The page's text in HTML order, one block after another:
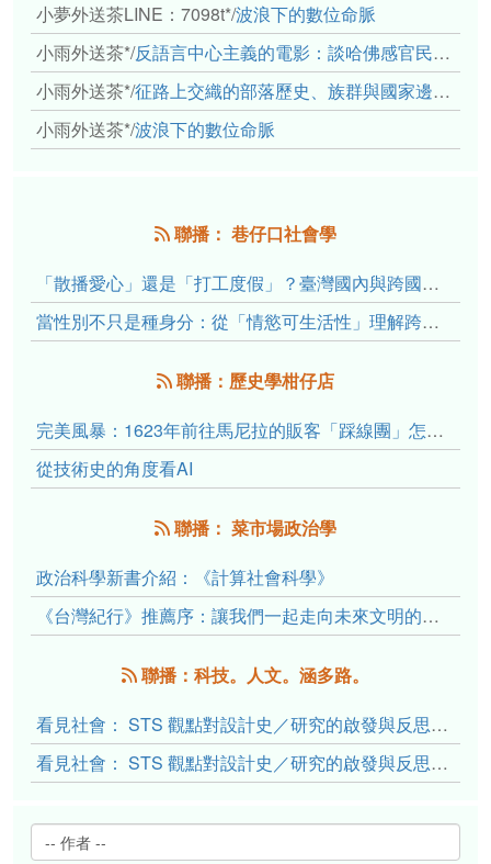
小夢外送茶LINE：7098t*/波浪下的數位命脈
小雨外送茶*/反語言中心主義的電影：談哈佛感官民族誌實驗室
小雨外送茶*/征路上交織的部落歷史、族群與國家邊界敘事： 《路有多長》、《高砂的翅膀》、《檔案／李光輝》
小雨外送茶*/波浪下的數位命脈
聯播： 巷仔口社會學
「散播愛心」還是「打工度假」？臺灣國內與跨國捐卵的利他修辭、金錢動機與身體代價
當性別不只是種身分：從「情慾可生活性」理解跨性別者的身體、慾望與認同探索
聯播：歷史學柑仔店
完美風暴：1623年前往馬尼拉的販客「踩線團」怎麼會困死於澎湖?
從技術史的角度看AI
聯播： 菜市場政治學
政治科學新書介紹：《計算社會科學》
《台灣紀行》推薦序：讓我們一起走向未來文明的備忘錄
聯播：科技。人文。涵多路。
看見社會： STS 觀點對設計史／研究的啟發與反思（下）
看見社會： STS 觀點對設計史／研究的啟發與反思（上）